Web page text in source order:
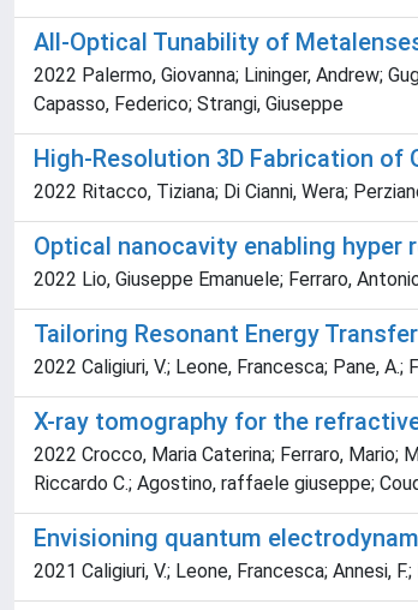
All-Optical Tunability of
2022 Palermo, Giovanna; Lininger, Andrew;
Capasso, Federico; Strangi, Giuseppe
High-Resolution 3D Fabrication of
2022 Ritacco, Tiziana; Di Cianni, Wera;
Optical nanocavity enabling
2022 Lio, Giuseppe Emanuele; Ferraro,
Tailoring Resonant Energy
2022 Caligiuri, V.; Leone, Francesca; Pane, A.;
X-ray tomography for the
2022 Crocco, Maria Caterina; Ferraro, Mario;
Riccardo C.; Agostino, raffaele giuseppe;
Envisioning quantum
2021 Caligiuri, V.; Leone, Francesca; Annesi,